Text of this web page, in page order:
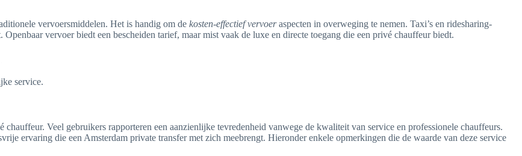
vervoersmiddelen. Het is handig om de kosten-effectief vervoeraspecten in overweging te nemen. Taxi’s en ridesharing-
vervoer biedt een bescheiden tarief, maar mist vaak de luxe en directe toegang die een privé chauffeur biedt.
service.
Veel gebruikers rapporteren een aanzienlijke tevredenheid vanwege de kwaliteit van service en professionele chauffeurs.
ervaring die een Amsterdam private transfer met zich meebrengt. Hieronder enkele opmerkingen die de waarde van deze service